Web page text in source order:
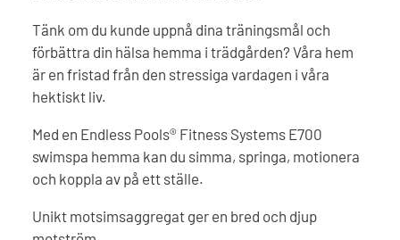
Tänk om du kunde uppnå dina träningsmål och
förbättra din hälsa hemma i trädgården? Våra hem
är en fristad från den stressiga vardagen i våra
hektiskt liv.
Med en Endless Pools® Fitness Systems E700
swimspa hemma kan du simma, springa, motionera
och koppla av på ett ställe.
Unikt motsimsaggregat ger en bred och djup